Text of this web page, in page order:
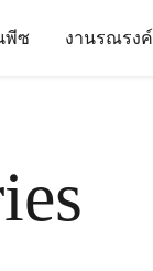
พีซ งานรณรงค์